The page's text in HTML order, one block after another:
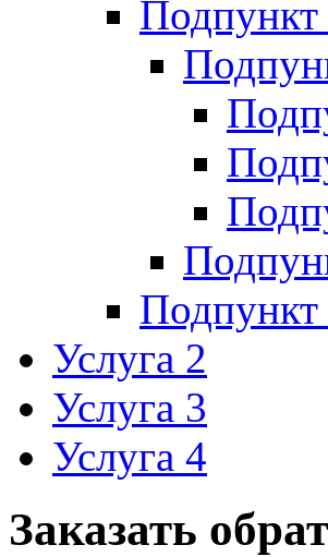
Подпункт
Подпункт
Услуга 2
Услуга 3
Услуга 4
Заказать